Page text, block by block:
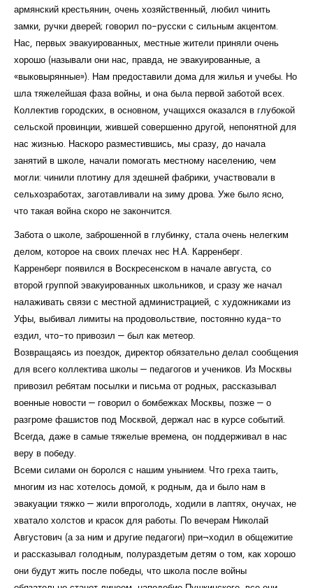
армянский крестьянин, очень хозяйственный, любил чинить
замки, ручки дверей; говорил по-русски с сильным акцентом.
Нас, первых эвакуированных, местные жители приняли очень
хорошо (называли они нас, правда, не эвакуированные, а
«выковырянные»). Нам предоставили дома для жилья и учебы. Но
шла тяжелейшая фаза войны, и она была первой заботой всех.
Коллектив городских, в основном, учащихся оказался в глубокой
сельской провинции, жившей совершенно другой, непонятной для
нас жизнью. Наскоро разместившись, мы сразу, до начала
занятий в школе, начали помогать местному населению, чем
могли: чинили плотину для здешней фабрики, участвовали в
сельхозработах, заготавливали на зиму дрова. Уже было ясно,
что такая война скоро не закончится.
Забота о школе, заброшенной в глубинку, стала очень нелегким
делом, которое на своих плечах нес Н.А. Карренберг.
Карренберг появился в Воскресенском в начале августа, со
второй группой эвакуированных школьников, и сразу же начал
налаживать связи с местной администрацией, с художниками из
Уфы, выбивал лимиты на продовольствие, постоянно куда-то
ездил, что-то привозил — был как метеор.
Возвращаясь из поездок, директор обязательно делал сообщения
для всего коллектива школы — педагогов и учеников. Из Москвы
привозил ребятам посылки и письма от родных, рассказывал
военные новости — говорил о бомбежках Москвы, позже — о
разгроме фашистов под Москвой, держал нас в курсе событий.
Всегда, даже в самые тяжелые времена, он поддерживал в нас
веру в победу.
Всеми силами он боролся с нашим унынием. Что греха таить,
многим из нас хотелось домой, к родным, да и было нам в
эвакуации тяжко — жили впроголодь, ходили в лаптях, онучах, не
хватало холстов и красок для работы. По вечерам Николай
Августович (а за ним и другие педагоги) при¬ходил в общежитие
и рассказывал голодным, полураздетым детям о том, как хорошо
они будут жить после победы, что школа после войны